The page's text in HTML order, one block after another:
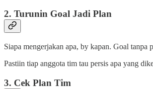
2. Turunin Goal Jadi Plan
Siapa mengerjakan apa, by kapan. Goal
Pastiin tiap anggota tim tau persis apa yang
3. Cek Plan Tim